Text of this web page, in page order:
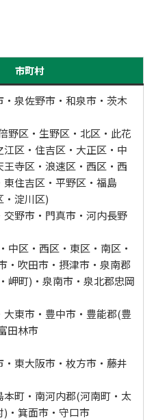
市町村
泉佐野市・和泉市・茨木
野区・生野区・北区・此花
江区・住吉区・大正区・中
寺区・浪速区・西区・西
東住吉区・平野区・福島
・淀川区)
交野市・門真市・河内長野
中区・西区・東区・南区・
・吹田市・摂津市・泉南郡
岬町)・泉南市・泉北郡忠岡
大東市・豊中市・豊能郡(豊
田林市
・東大阪市・枚方市・藤井
本町・南河内郡(河南町・太
・箕面市・守口市